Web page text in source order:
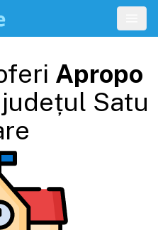
Apropo
județul Satu